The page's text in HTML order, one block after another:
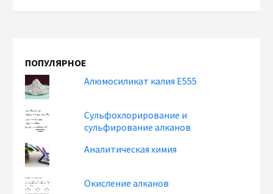
ПОПУЛЯРНОЕ
Алюмосиликат калия Е555
Сульфохлорирование и
сульфирование алканов
Аналитическая химия
Окисление алканов